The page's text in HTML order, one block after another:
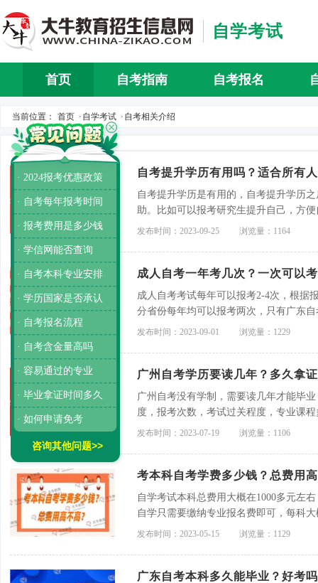
自学考试
首页 自考指南 自考报名
当前位置： 首页 > 自学考试 > 自考相关介绍
自考提升学历有用吗？适合所有
自考提升学历是有用的，自考提升学历
助。比如可以报考研究生提升自己，方
己的学历后，学历更高，获得的工作待
发布时间：2023-09-25 浏览量：1164
成人自考一年考几次？一次可以
成人自考考试每年可以报考2-4次，根据
分省份每年均可以报考两次，只有广东
试，大多数自考专业公共课需要考英语
发布时间：2023-09-01 浏览量：1229
广州自考学历要读几年？多久拿
广州自考没有学制，需要读几年才能毕
度，报考次数，考试过关程度，专业课
考毕业，几年考完，就需要读几年。
发布时间：2023-07-19 浏览量：1106
考本科自考学费多少钱？总费用
自学考试本科总费用大概在1000多元左
自学只需要缴纳专业报名费即可，每科
发布时间：2023-05-15 浏览量：1129
广东自考本科多久能毕业？好考
· 2024报考优惠政策
· 自考每年报考时间
· 报考费用是多少钱
· 学信网能否查询
· 自考本科专业安排
· 学历国家是否承认
· 自考报名流程
· 自考含金量高吗
· 容易通过的专业
· 毕业拿证时间多久
· 如何申请免考
咨询其他问题>>